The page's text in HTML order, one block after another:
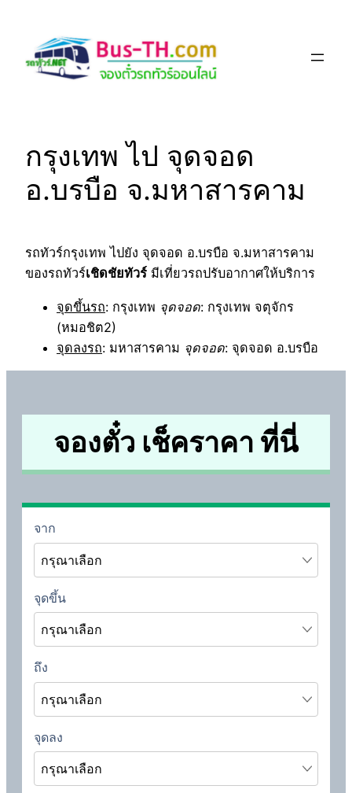
content
กรุงเทพ ไป จุดจอด
อ.บรบือ จ.มหาสารคาม
รถทัวร์กรุงเทพ ไปยัง จุดจอด อ.บรบือ จ.มหาสารคาม
ของรถทัวร์เชิดชัยทัวร์ มีเที่ยวรถปรับอากาศให้บริการ
จุดขึ้นรถ: กรุงเทพ จุดจอด: กรุงเทพ จตุจักร
(หมอชิต2)
จุดลงรถ: มหาสารคาม จุดจอด: จุดจอด อ.บรบือ
จองตั๋ว เช็คราคา ที่นี่